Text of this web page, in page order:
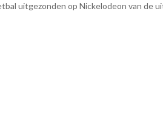
uitgezonden op Nickelodeon van de